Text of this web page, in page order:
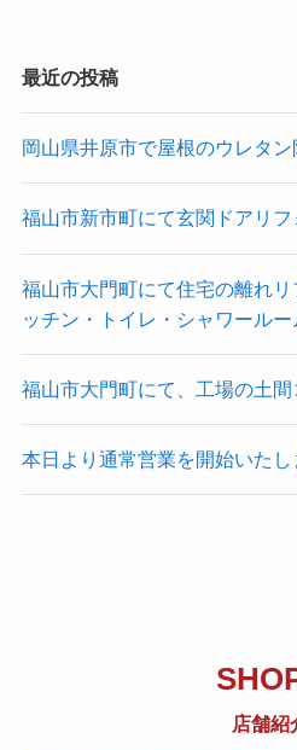
最近の投稿
岡山県井原市で屋根のウレタン
福山市新市町にて玄関ドアリフ
福山市大門町にて住宅の離れ
ッチン・トイレ・シャワールー
福山市大門町にて、工場の土間
本日より通常営業を開始いたし
店舗紹